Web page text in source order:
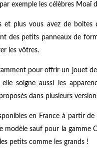
exemple les célèbres Moaï
et plus vous avez de
des petits panneaux de
les vôtres.
pour offrir un jouet
soigne aussi les
dans plusieurs
en France à partir de
sauf pour la gamme
petits comme les grands !